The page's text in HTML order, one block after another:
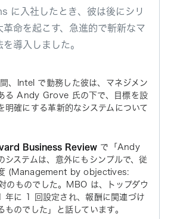
に入社したとき、彼は後にシリ
革命を起こす、急進的で斬新なマ
導入しました。
、Intel で勤務した彼は、マネジメン
る Andy Grove 氏の下で、目標を設
明確にする革新的なシステムについて
Business Review で「Andy
システムは、意外にもシンプルで、従
(Management by objectives:
のものでした。MBO は、トップダウ
年に 1 回設定され、報酬に関連づけ
ものでした」と話しています。